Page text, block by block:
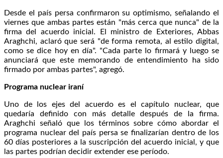
Desde el país persa confirmaron su optimismo, señalando el
viernes que ambas partes están "más cerca que nunca" de la
firma del acuerdo inicial. El ministro de Exteriores, Abbas
Araghchi, aclaró que será "de forma remota, al estilo digital,
como se dice hoy en día". "Cada parte lo firmará y luego se
anunciará que este memorando de entendimiento ha sido
firmado por ambas partes", agregó.
Programa nuclear iraní
Uno de los ejes del acuerdo es el capítulo nuclear, que
quedaría definido con más detalle después de la firma.
Araghchi señaló que los términos sobre cómo abordar el
programa nuclear del país persa se finalizarían dentro de los
60 días posteriores a la suscripción del acuerdo inicial, y que
las partes podrían decidir extender ese período.